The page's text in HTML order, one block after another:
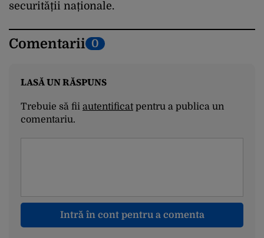
securității naționale.
Comentarii 0
LASĂ UN RĂSPUNS
Trebuie să fii autentificatpentru a publica un
comentariu.
Intră în cont pentru a comenta